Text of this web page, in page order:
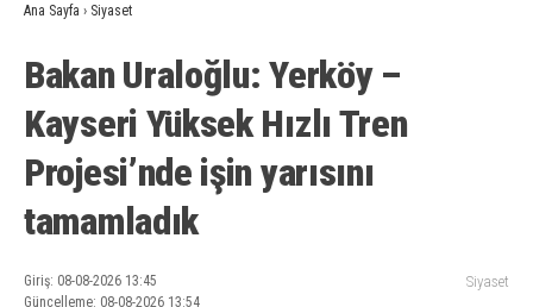
Ana Sayfa › Siyaset
Bakan Uraloğlu: Yerköy –
Kayseri Yüksek Hızlı Tren
Projesi’nde işin yarısını
tamamladık
Giriş: 08-08-2026 13:45
Güncelleme: 08-08-2026 13:54
Siyaset